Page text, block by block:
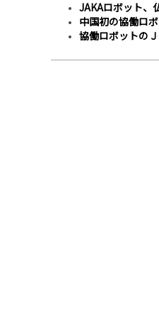
JAKAロボット、
中国初の協働ロ
協働ロボットの